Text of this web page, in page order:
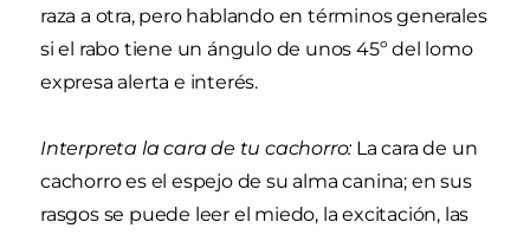
raza a otra, pero hablando en términos generales
si el rabo tiene un ángulo de unos 45º del lomo
expresa alerta e interés.
Interpreta la cara de tu cachorro:La cara de un
cachorro es el espejo de su alma canina; en sus
rasgos se puede leer el miedo, la excitación, las